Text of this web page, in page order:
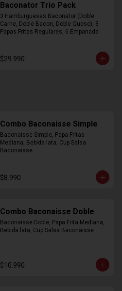
Baconator Trio Pack
3 Hamburguesas Baconator (Doble
Carne, Doble Bacon, Doble Queso), 3
Papas Fritas Regulares, 6 Empanada
$29.990
Combo Baconaisse Simple
Baconaisse Simple, Papa Fritas
Mediana, Bebida lata, Cup Salsa
Baconaisse
$8.990
Combo Baconaisse Doble
Baconaisse Doble, Papa Frita Mediana,
Bebida lata, Cup Salsa Baconaisse
$10.990